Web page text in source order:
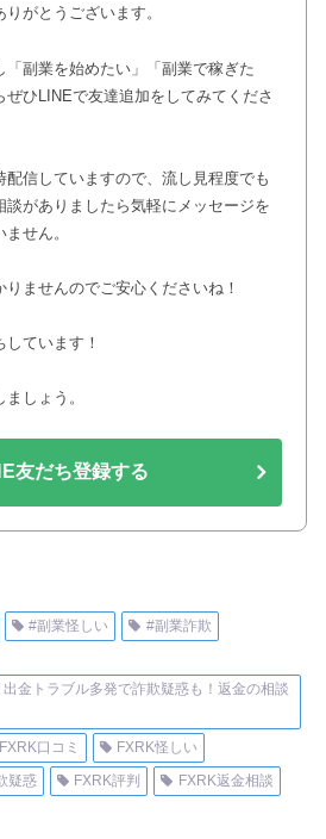
がとうございます。
「副業を始めたい」「副業で稼ぎた
ひLINEで友達追加をしてみてくださ
信していますので、流し見程度でも
談がありましたら気軽にメッセージを
せん。
ませんのでご安心くださいね！
ています！
しょう。
友だち登録する
#副業怪しい
#副業詐欺
金トラブル多発で詐欺疑惑も！返金の相談
FXRK口コミ
FXRK怪しい
疑惑 FXRK評判 FXRK返金相談